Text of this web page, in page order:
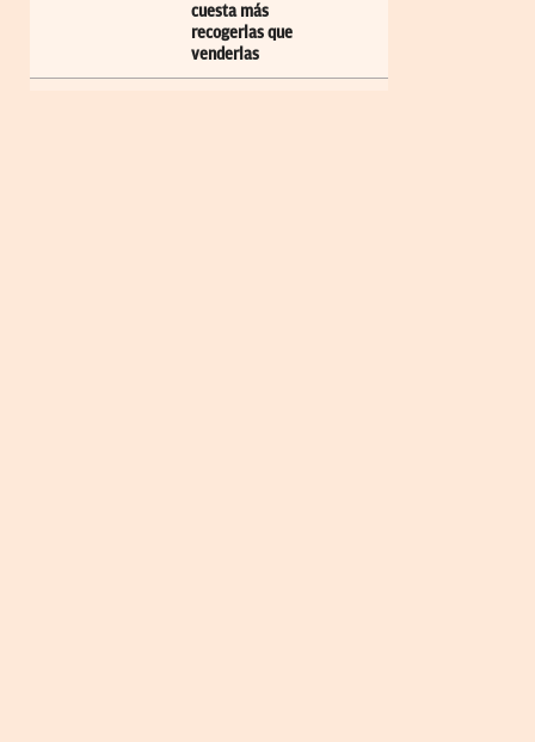
cuesta más
recogerlas que
venderlas